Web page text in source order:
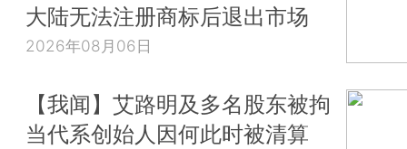
大陆无法注册商标后退出市场
2026年08月06日
【我闻】艾路明及多名股东被拘
当代系创始人因何此时被清算